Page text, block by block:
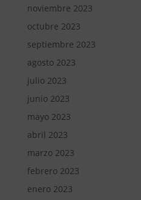
noviembre 2023
octubre 2023
septiembre 2023
agosto 2023
julio 2023
junio 2023
mayo 2023
abril 2023
marzo 2023
febrero 2023
enero 2023